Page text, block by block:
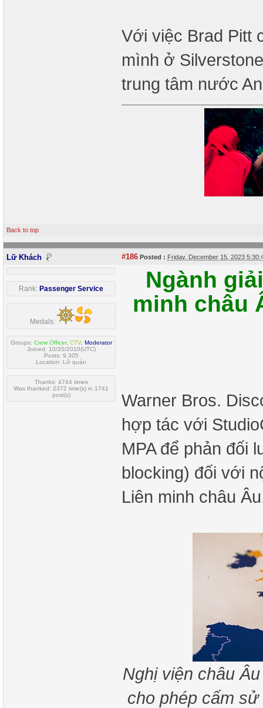
Với việc Brad Pitt
mình ở
trung tâm nước
Back to top
Lữ Khách #186 Posted : Friday, December 15, 2023
Rank: Passenger Service
Medals:
Groups: Crew Officer, CTV, Moderator
Joined: 10/20/2010(UTC)
Posts: 9,305
Location: Lữ quán
Thanks: 4744 times
Was thanked: 2372 time(s) in 1741
post(s)
Ngành
minh châu
Warner Bros.
hợp tác với
MPA để phản đối
blocking) đối với
Liên minh châu
Nghị viện châu
cho phép cấm